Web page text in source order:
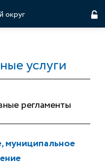
округ
услуги
регламенты
муниципальное